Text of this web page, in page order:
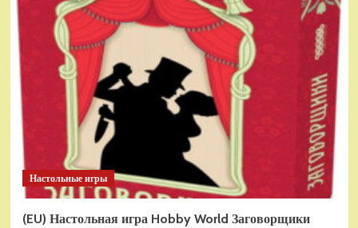
Настольные игры
(EU) Настольная игра Hobby World Заговорщики